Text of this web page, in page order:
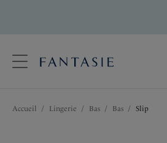
Langue
Accueil / Lingerie / Bas / Bas / Slip